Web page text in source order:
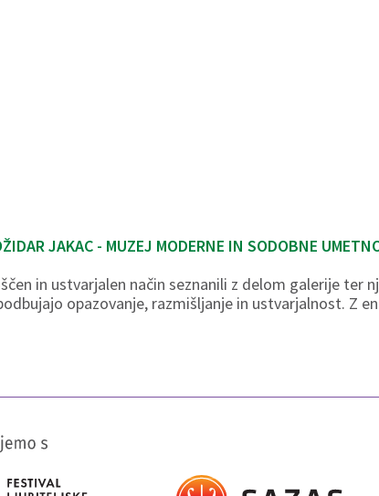
JAKAC - MUZEJ MODERNE IN SODOBNE
in ustvarjalen način seznanili z delom galerije ter
opazovanje, razmišljanje in ustvarjalnost. Z